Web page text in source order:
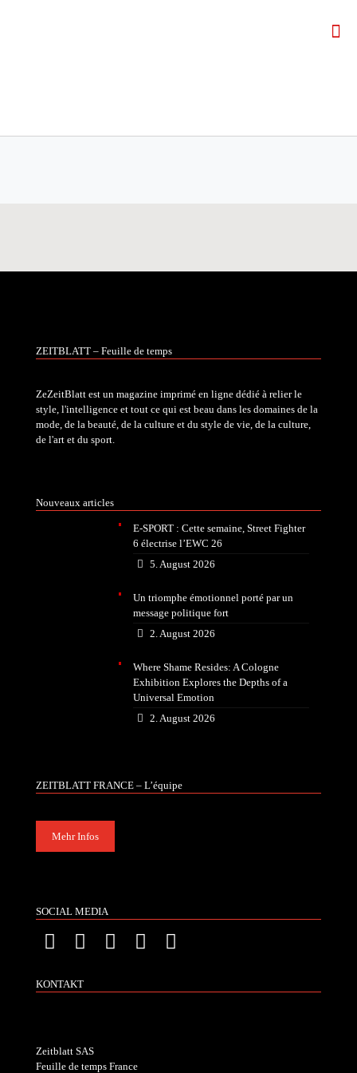
ZEITBLATT – Feuille de temps
ZeZeitBlatt est un magazine imprimé en ligne dédié à relier le
style, l'intelligence et tout ce qui est beau dans les domaines de la
mode, de la beauté, de la culture et du style de vie, de la culture,
de l'art et du sport.
Nouveaux articles
E-SPORT : Cette semaine, Street Fighter
6 électrise l’EWC 26
5. August 2026
Un triomphe émotionnel porté par un
message politique fort
2. August 2026
Where Shame Resides: A Cologne
Exhibition Explores the Depths of a
Universal Emotion
2. August 2026
ZEITBLATT FRANCE – L’équipe
Mehr Infos
SOCIAL MEDIA
KONTAKT
Zeitblatt SAS
Feuille de temps France